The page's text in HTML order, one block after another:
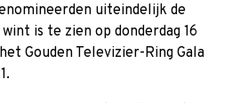
uiteindelijk de
is te zien op donderdag 16
Gouden Televizier-Ring Gala